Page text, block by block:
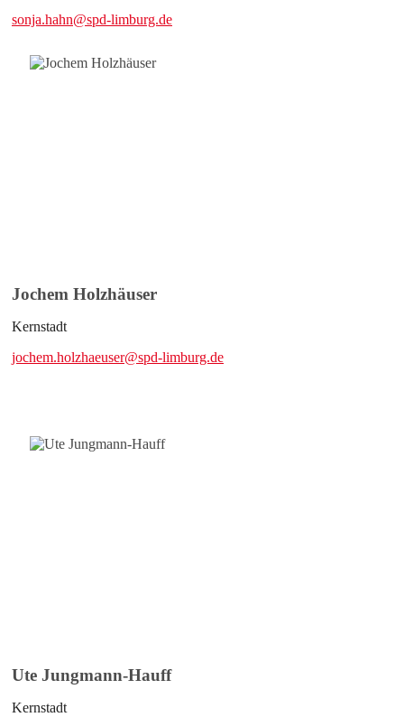
sonja.hahn@spd-limburg.de
Jochem Holzhäuser
Kernstadt
jochem.holzhaeuser@spd-limburg.de
Ute Jungmann-Hauff
Kernstadt